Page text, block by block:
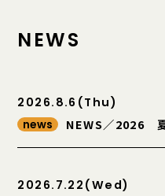
NEWS
2026.8.6(Thu)
news
NEWS／2026
2026.7.22(Wed)